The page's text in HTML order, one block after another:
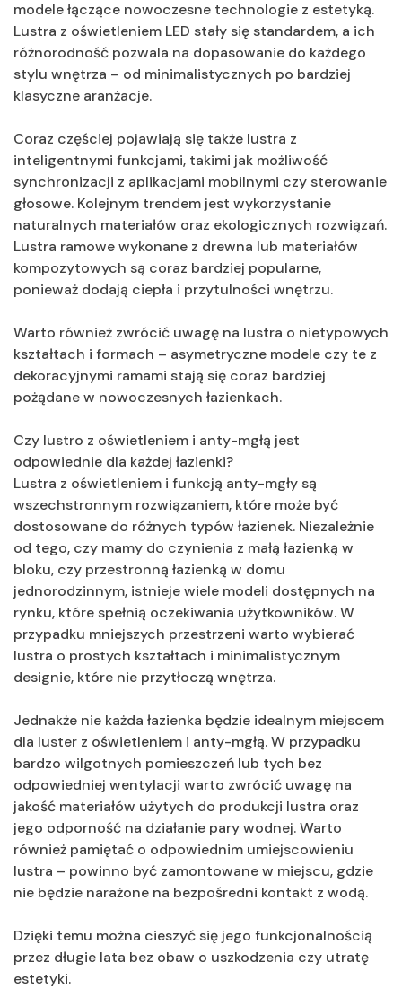
modele łączące nowoczesne technologie z estetyką.
Lustra z oświetleniem LED stały się standardem, a ich
różnorodność pozwala na dopasowanie do każdego
stylu wnętrza – od minimalistycznych po bardziej
klasyczne aranżacje.
Coraz częściej pojawiają się także lustra z
inteligentnymi funkcjami, takimi jak możliwość
synchronizacji z aplikacjami mobilnymi czy sterowanie
głosowe. Kolejnym trendem jest wykorzystanie
naturalnych materiałów oraz ekologicznych rozwiązań.
Lustra ramowe wykonane z drewna lub materiałów
kompozytowych są coraz bardziej popularne,
ponieważ dodają ciepła i przytulności wnętrzu.
Warto również zwrócić uwagę na lustra o nietypowych
kształtach i formach – asymetryczne modele czy te z
dekoracyjnymi ramami stają się coraz bardziej
pożądane w nowoczesnych łazienkach.
Czy lustro z oświetleniem i anty-mgłą jest
odpowiednie dla każdej łazienki?
Lustra z oświetleniem i funkcją anty-mgły są
wszechstronnym rozwiązaniem, które może być
dostosowane do różnych typów łazienek. Niezależnie
od tego, czy mamy do czynienia z małą łazienką w
bloku, czy przestronną łazienką w domu
jednorodzinnym, istnieje wiele modeli dostępnych na
rynku, które spełnią oczekiwania użytkowników. W
przypadku mniejszych przestrzeni warto wybierać
lustra o prostych kształtach i minimalistycznym
designie, które nie przytłoczą wnętrza.
Jednakże nie każda łazienka będzie idealnym miejscem
dla luster z oświetleniem i anty-mgłą. W przypadku
bardzo wilgotnych pomieszczeń lub tych bez
odpowiedniej wentylacji warto zwrócić uwagę na
jakość materiałów użytych do produkcji lustra oraz
jego odporność na działanie pary wodnej. Warto
również pamiętać o odpowiednim umiejscowieniu
lustra – powinno być zamontowane w miejscu, gdzie
nie będzie narażone na bezpośredni kontakt z wodą.
Dzięki temu można cieszyć się jego funkcjonalnością
przez długie lata bez obaw o uszkodzenia czy utratę
estetyki.